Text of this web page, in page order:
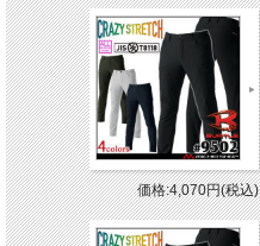
価格:4,070円(税込)